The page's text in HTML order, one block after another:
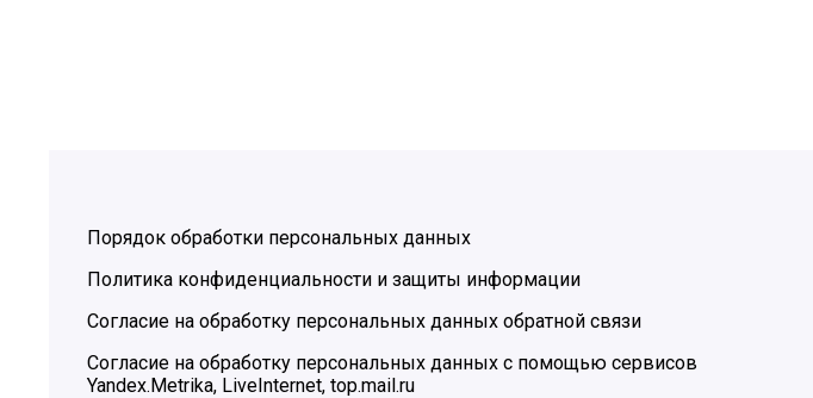
Порядок обработки персональных данных
Политика конфиденциальности и защиты информации
Согласие на обработку персональных данных обратной связи
Согласие на обработку персональных данных с помощью сервисов
Yandex.Metrika, LiveInternet, top.mail.ru